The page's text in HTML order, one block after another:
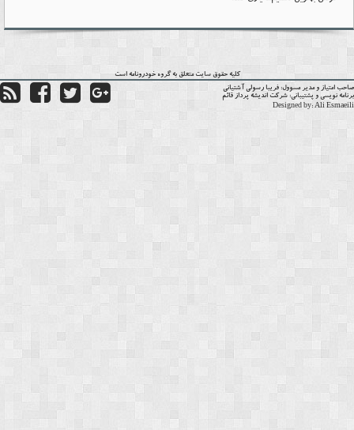
کلیه حقوق سایت متعلق به گروهخودرونامهاست
امتیاز و مدیر مسوول: فریبا رسولی آشتیانی
نویسی و پشتیبانی: شرکت اندیشه پرداز قائم
Designed by: Ali